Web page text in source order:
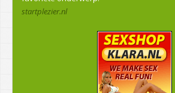
startplezier.nl